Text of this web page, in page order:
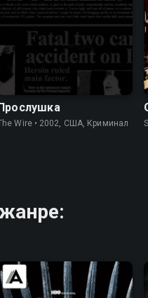
9.3
Прослушка
Wire • 2002, США, Криминал